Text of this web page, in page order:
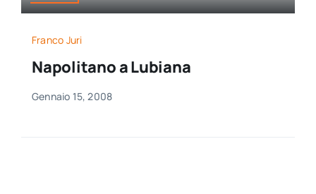
Franco Juri
Napolitano a Lubiana
Gennaio 15, 2008